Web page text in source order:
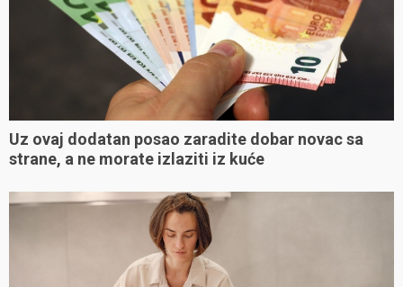
Uz ovaj dodatan posao zaradite dobar novac sa
strane, a ne morate izlaziti iz kuće